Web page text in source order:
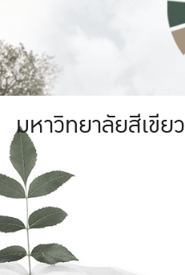
มหาวิทยาลัยสีเขียว